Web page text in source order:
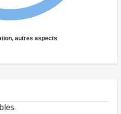
autres aspects